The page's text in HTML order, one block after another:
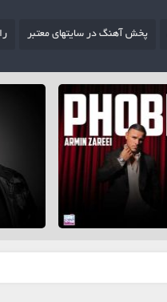
پخش آهنگ در سایتهای معتبر